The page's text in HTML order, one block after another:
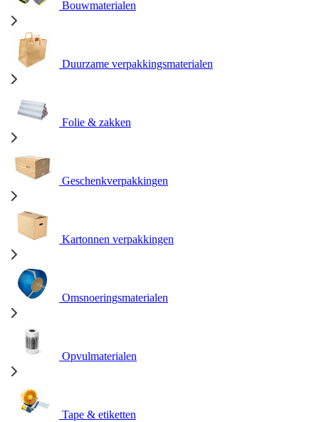
Bouwmaterialen
Duurzame verpakkingsmaterialen
Folie & zakken
Geschenkverpakkingen
Kartonnen verpakkingen
Omsnoeringsmaterialen
Opvulmaterialen
Tape & etiketten